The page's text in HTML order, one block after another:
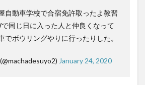
自動車学校で合宿免許取ったよ教習
同じ日に入った人と仲良くなって
でボウリングやりに行ったりした。
January 24, 2020